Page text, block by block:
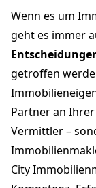
Wenn es um
geht es immer
getroffen
Partner an
Vermittler –
City